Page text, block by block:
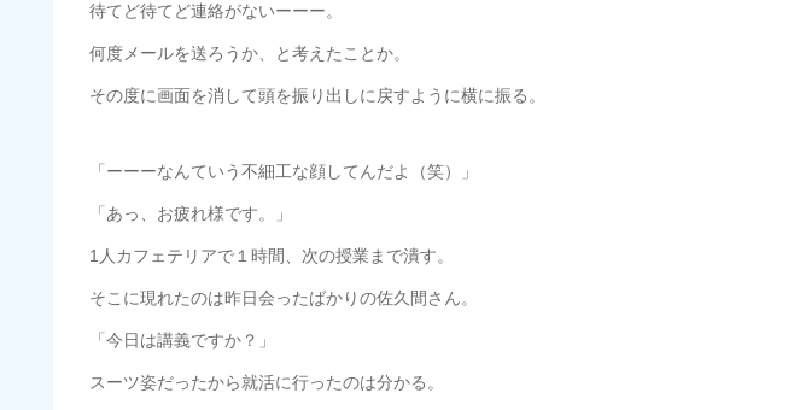
待てど待てど連絡がないーーー。
何度メールを送ろうか、と考えたことか。
その度に画面を消して頭を振り出しに戻すように横に振る。
「ーーーなんていう不細工な顔してんだよ（笑）」
「あっ、お疲れ様です。」
1人カフェテリアで１時間、次の授業まで潰す。
そこに現れたのは昨日会ったばかりの佐久間さん。
「今日は講義ですか？」
スーツ姿だったから就活に行ったのは分かる。